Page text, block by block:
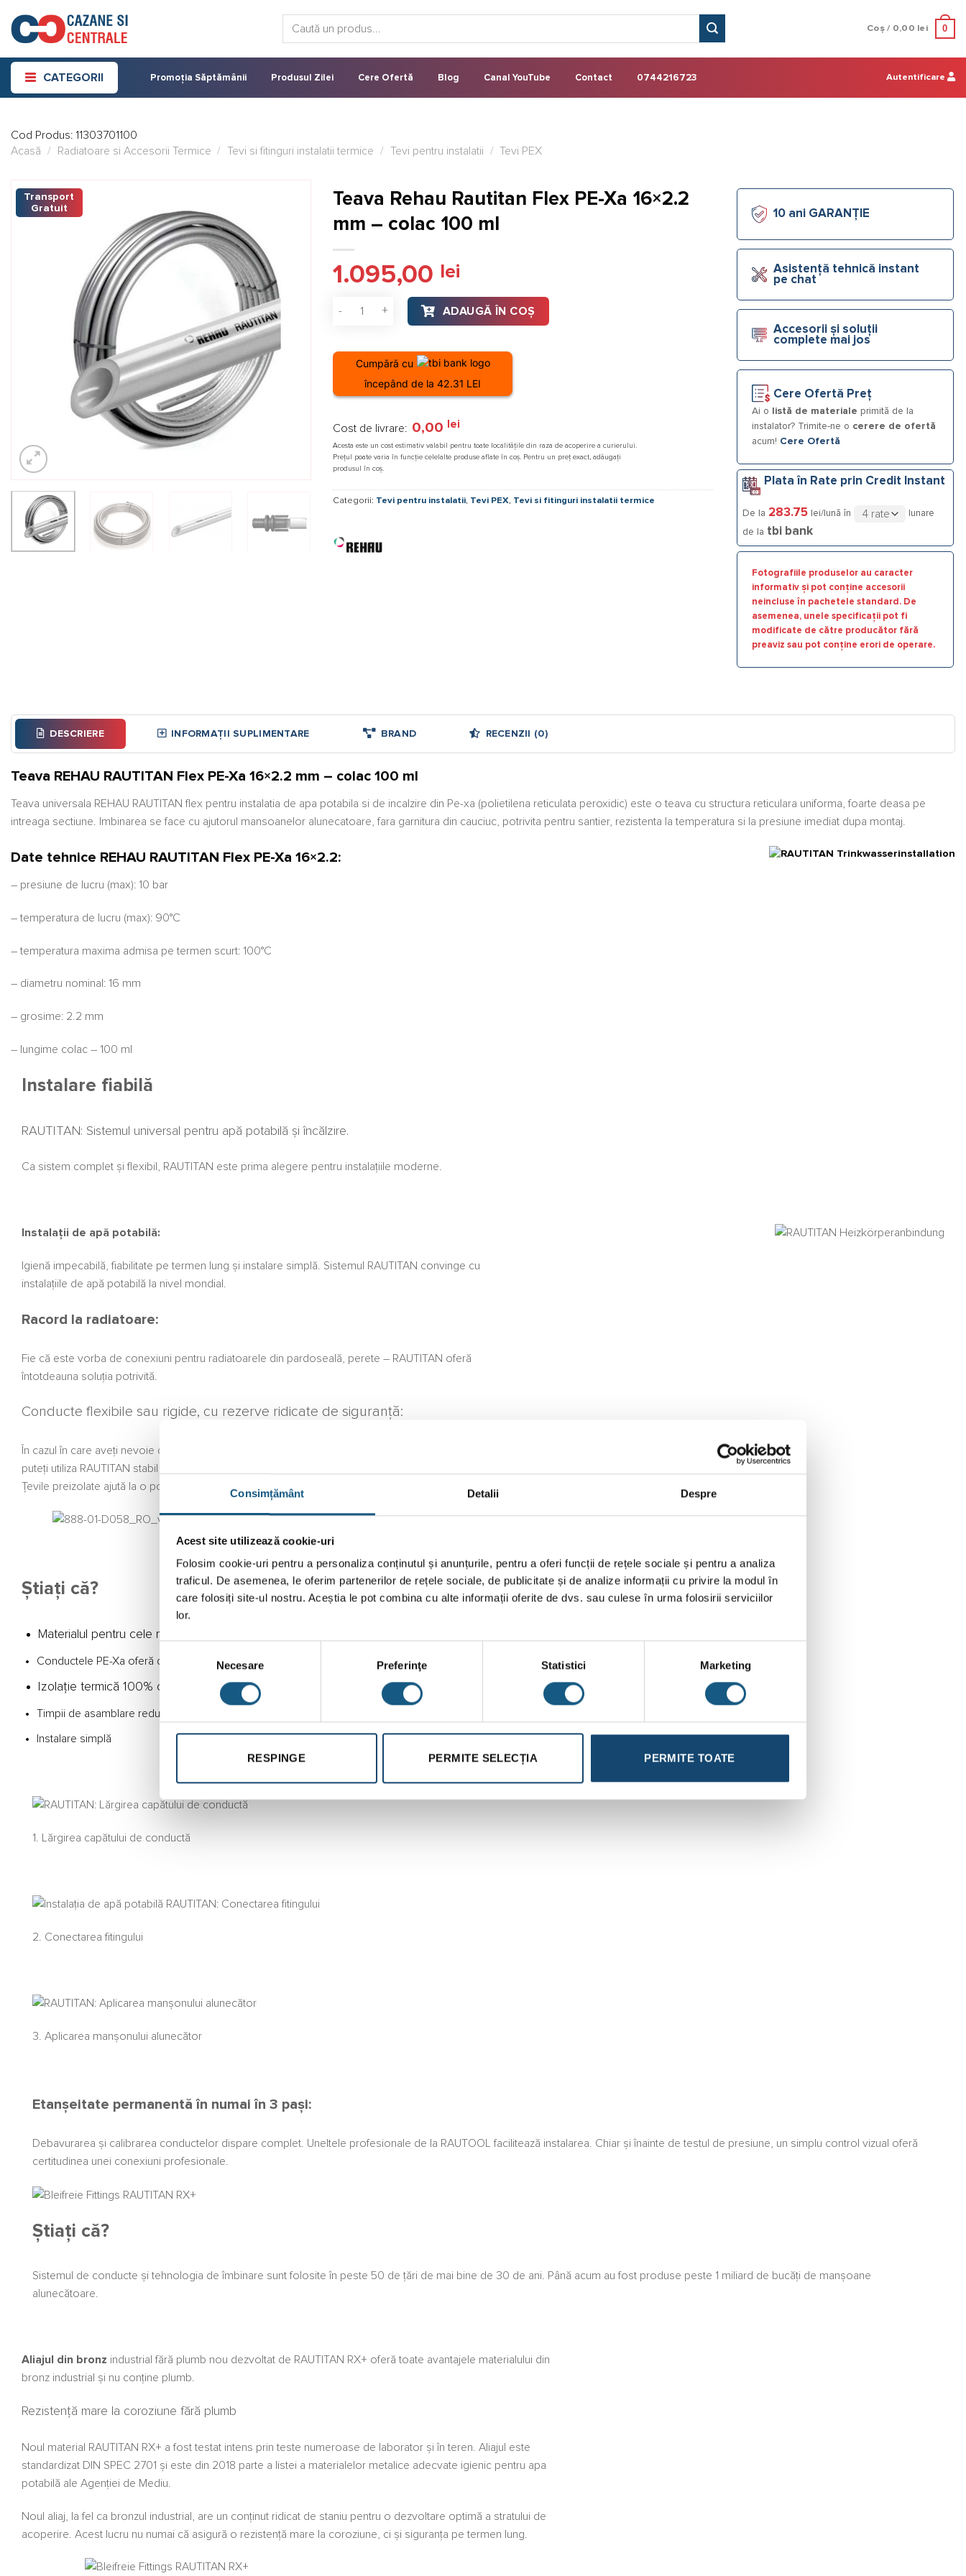
Consimțământ Detalii Despre
Acest site utilizează cookie-uri
Folosim cookie-uri pentru a personaliza conținutul și anunțurile, pentru a oferi funcții de rețele sociale și pentru a analiza
traficul. De asemenea, le oferim partenerilor de rețele sociale, de publicitate și de analize informații cu privire la modul în
care folosiți site-ul nostru. Aceștia le pot combina cu alte informații oferite de dvs. sau culese în urma folosirii serviciilor
lor.
consimțământului
Necesare Preferinţe Statistici Marketing
RESPINGE PERMITE SELECȚIA PERMITE TOATE
content
Coș / 0,00 lei 0
CATEGORII Promoția Săptămânii Produsul Zilei Cere Ofertă Blog Canal YouTube Contact 0744216723 Autentificare
Cod Produs: 11303701100
Acasă
/ Radiatoare si Accesorii Termice / Tevi si fitinguri instalatii termice / Tevi pentru instalatii / Tevi PEX
Transport
Gratuit
Teava Rehau Rautitan Flex PE-Xa 16×2.2
mm – colac 100 ml
1.095,00 lei
Cantitate Teava Rehau Rautitan Flex PE-Xa 16x2.2 mm - colac 100 ml
ADAUGĂ ÎN COȘ
Cumpără cu
începând de la 42.31 LEI
Cost de livrare: 0,00 lei
Acesta este un cost estimativ valabil pentru toate localitățile din raza de acoperire a curierului.
Prețul poate varia în funcție celelalte produse aflate în coș. Pentru un preț exact, adăugați
produsul în coș.
Categorii: Tevi pentru instalatii, Tevi PEX, Tevi si fitinguri instalatii termice
10 ani GARANȚIE
Asistență tehnică instant
pe chat
Accesorii și soluții
complete mai jos
Cere Ofertă Preț
Ai o listă de materiale primită de la
instalator? Trimite-ne o cerere de ofertă
acum! Cere Ofertă
Plata în Rate prin Credit Instant
De la 283.75 lei/lună în
lunare
de la tbi bank
Fotografiile produselor au caracter
informativ și pot conține accesorii
neincluse în pachetele standard. De
asemenea, unele specificații pot fi
modificate de către producător fără
preaviz sau pot conține erori de operare.
DESCRIERE INFORMAȚII SUPLIMENTARE BRAND RECENZII (0)
Teava REHAU RAUTITAN Flex PE-Xa 16×2.2 mm – colac 100 ml
Teava universala REHAU RAUTITAN flex pentru instalatia de apa potabila si de incalzire din Pe-xa (polietilena reticulata peroxidic) este o teava cu structura reticulara uniforma, foarte deasa pe
intreaga sectiune. Imbinarea se face cu ajutorul mansoanelor alunecatoare, fara garnitura din cauciuc, potrivita pentru santier, rezistenta la temperatura si la presiune imediat dupa montaj.
Date tehnice REHAU RAUTITAN Flex PE-Xa 16×2.2:
– presiune de lucru (max): 10 bar
– temperatura de lucru (max): 90°C
– temperatura maxima admisa pe termen scurt: 100°C
– diametru nominal: 16 mm
– grosime: 2.2 mm
– lungime colac – 100 ml
Instalare fiabilă
RAUTITAN: Sistemul universal pentru apă potabilă și încălzire.
Ca sistem complet și flexibil, RAUTITAN este prima alegere pentru instalațiile moderne.
Instalații de apă potabilă:
Igienă impecabilă, fiabilitate pe termen lung și instalare simplă. Sistemul RAUTITAN convinge cu
instalațiile de apă potabilă la nivel mondial.
Racord la radiatoare:
Fie că este vorba de conexiuni pentru radiatoarele din pardoseală, perete – RAUTITAN oferă
întotdeauna soluția potrivită.
Conducte flexibile sau rigide, cu rezerve ridicate de siguranță:
În cazul în care aveți nevoie de instalarea unei țevi rezistentă la încovoiere,
puteți utiliza RAUTITAN stabil – țeava de legătură robustă din metal și plastic.
Țevile preizolate ajută la o poziționare economică.
Știați că?
Materialul pentru cele mai mari solicitări:
Conductele PE-Xa oferă durabilitate, rezistență la coroziune și instalare ușoară.
Izolație termică 100% conform EnEV:
Timpii de asamblare reduși permit țevi preizolate pentru dimensiunile 16 – 25 mm în diferite modele.
Instalare simplă
1. Lărgirea capătului de conductă
2. Conectarea fitingului
3. Aplicarea manșonului alunecător
Etanșeitate permanentă în numai în 3 pași:
Debavurarea și calibrarea conductelor dispare complet. Uneltele profesionale de la RAUTOOL facilitează instalarea. Chiar și înainte de testul de presiune, un simplu control vizual oferă
certitudinea unei conexiuni profesionale.
Știați că?
Sistemul de conducte și tehnologia de îmbinare sunt folosite în peste 50 de țări de mai bine de 30 de ani. Până acum au fost produse peste 1 miliard de bucăți de manșoane
alunecătoare.
Aliajul din bronz industrial fără plumb nou dezvoltat de RAUTITAN RX+ oferă toate avantajele materialului din
bronz industrial și nu conține plumb.
Rezistență mare la coroziune fără plumb
Noul material RAUTITAN RX+ a fost testat intens prin teste numeroase de laborator și în teren. Aliajul este
standardizat DIN SPEC 2701 și este din 2018 parte a listei a materialelor metalice adecvate igienic pentru apa
potabilă ale Agenției de Mediu.
Noul aliaj, la fel ca bronzul industrial, are un conținut ridicat de staniu pentru o dezvoltare optimă a stratului de
acoperire. Acest lucru nu numai că asigură o rezistență mare la coroziune, ci și siguranța pe termen lung.